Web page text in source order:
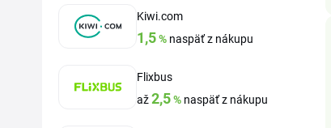
Kiwi.com
1,5% naspäť z nákupu
Flixbus
až2,5% naspäť z nákupu